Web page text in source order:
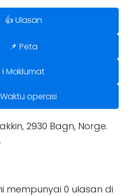
👍 Ulasan
📌 Peta
ℹ️ Maklumat
operasi
2930 Bagn, Norge.
.
mempunyai 0 ulasan di